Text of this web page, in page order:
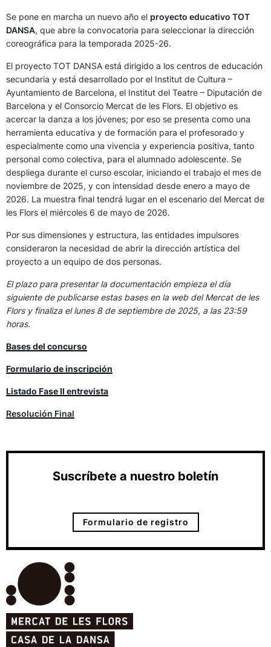
Se pone en marcha un nuevo año el proyecto educativo TOT
DANSA, que abre la convocatoria para seleccionar la dirección
coreográfica para la temporada 2025-26.
El proyecto TOT DANSA está dirigido a los centros de educación
secundaria y está desarrollado por el Institut de Cultura –
Ayuntamiento de Barcelona, el Institut del Teatre – Diputación de
Barcelona y el Consorcio Mercat de les Flors. El objetivo es
acercar la danza a los jóvenes; por eso se presenta como una
herramienta educativa y de formación para el profesorado y
especialmente como una vivencia y experiencia positiva, tanto
personal como colectiva, para el alumnado adolescente. Se
despliega durante el curso escolar, iniciando el trabajo el mes de
noviembre de 2025, y con intensidad desde enero a mayo de
2026. La muestra final tendrá lugar en el escenario del Mercat de
les Flors el miércoles 6 de mayo de 2026.
Por sus dimensiones y estructura, las entidades impulsores
consideraron la necesidad de abrir la dirección artística del
proyecto a un equipo de dos personas.
El plazo para presentar la documentación empieza el día
siguiente de publicarse estas bases en la web del Mercat de les
Flors y finaliza el lunes 8 de septiembre de 2025, a las 23:59
horas.
Bases del concurso
Formulario de inscripción
Listado Fase II entrevista
Resolución Final
Suscríbete a nuestro boletín
Formulario de registro